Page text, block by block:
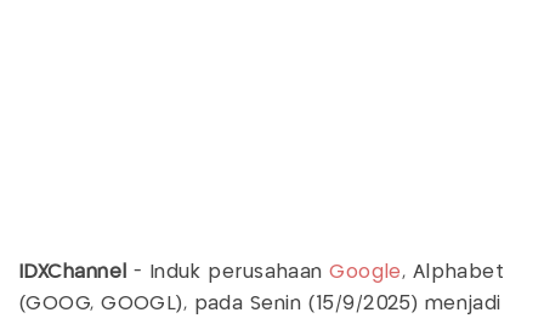
IDXChannel - Induk perusahaanGoogle , Alphabet
(GOOG, GOOGL), pada Senin (15/9/2025) menjadi